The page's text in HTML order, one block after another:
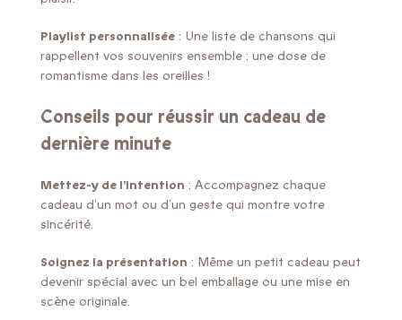
Playlist personnalisée : Une liste de chansons qui
rappellent vos souvenirs ensemble : une dose de
romantisme dans les oreilles !
Conseils pour réussir un cadeau de
dernière minute
Mettez-y de l’intention : Accompagnez chaque
cadeau d’un mot ou d’un geste qui montre votre
sincérité.
Soignez la présentation : Même un petit cadeau peut
devenir spécial avec un bel emballage ou une mise en
scène originale.